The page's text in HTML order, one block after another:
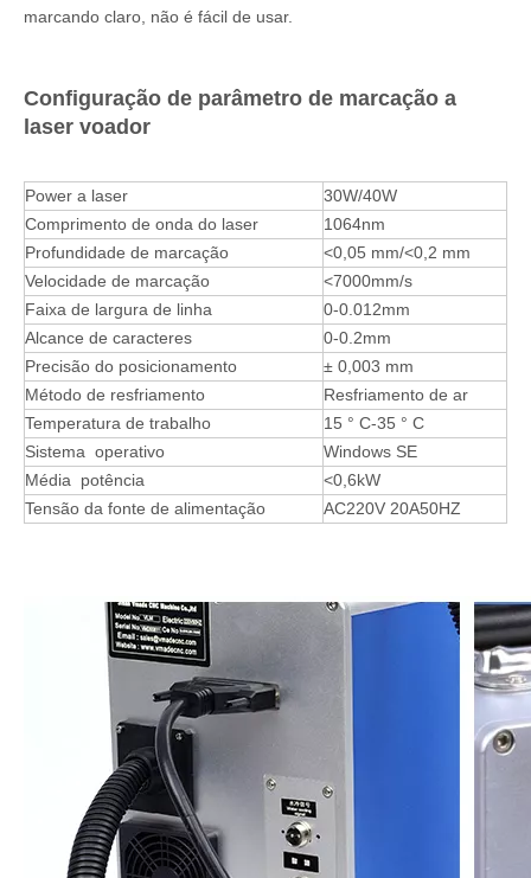
marcando claro, não é fácil de usar.
Configuração de parâmetro de marcação a
laser voador
Power a laser
30W/40W
Comprimento de onda do laser
1064nm
Profundidade de marcação
<0,05 mm/<0,2 mm
Velocidade de marcação
<7000mm/s
Faixa de largura de linha
0-0.012mm
Alcance de caracteres
0-0.2mm
Precisão do posicionamento
± 0,003 mm
Método de resfriamento
Resfriamento de ar
Temperatura de trabalho
15 ° C-35 ° C
Sistema operativo
Windows SE
Média potência
<0,6kW
Tensão da fonte de alimentação
AC220V 20A50HZ